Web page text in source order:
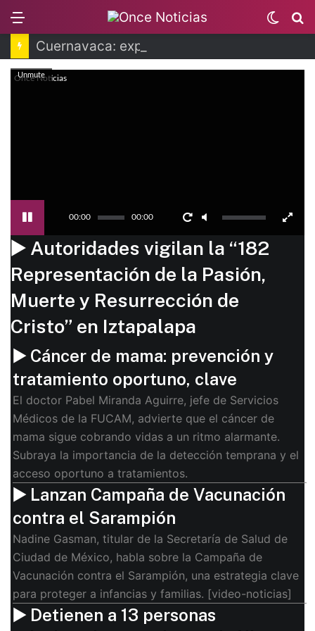
Switch
skin
▶️ Autoridades vigilan la “182
Representación de la Pasión,
Muerte y Resurrección de
Cristo” en Iztapalapa
00:00 00:00
Once Noticias
Unmute
▶️ Cáncer de mama: prevención y
tratamiento oportuno, clave
El doctor Pabel Miranda Aguirre, jefe de Servicios
Médicos de la FUCAM, advierte que el cáncer de
mama sigue cobrando vidas a un ritmo alarmante.
Subraya la importancia de la detección temprana y el
acceso oportuno a tratamientos.
▶️ Lanzan Campaña de Vacunación
contra el Sarampión
Nadine Gasman, titular de la Secretaría de Salud de
Ciudad de México, habla sobre la Campaña de
Vacunación contra el Sarampión, una estrategia clave
para proteger a infancias y familias. [video-noticias]
▶️ Detienen a 13 personas